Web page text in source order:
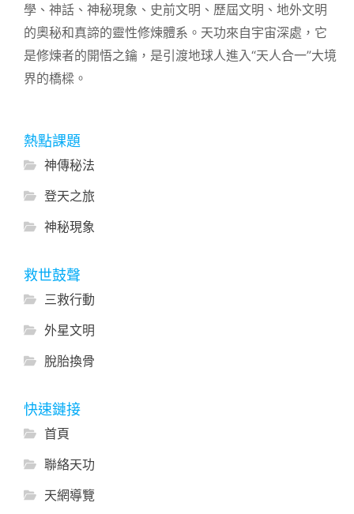
學、神話、神秘現象、史前文明、歷屆文明、地外文明
的奧秘和真諦的靈性修煉體系。天功來自宇宙深處，它
是修煉者的開悟之鑰，是引渡地球人進入“天人合一”大境
界的橋樑。
熱點課題
神傳秘法
登天之旅
神秘現象
救世鼓聲
三救行動
外星文明
脫胎換骨
快速鏈接
首頁
聯絡天功
天網導覽